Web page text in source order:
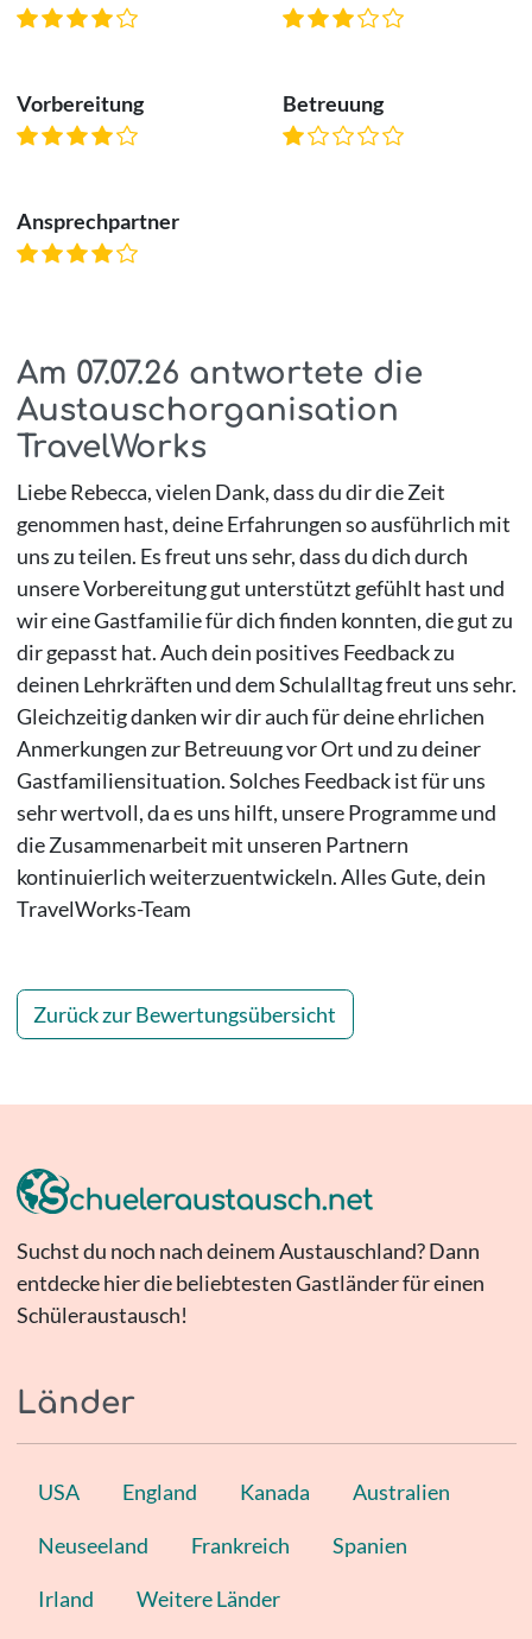
Vorbereitung Betreuung
Ansprechpartner
Am 07.07.26 antwortete die
Austauschorganisation
TravelWorks
Liebe Rebecca, vielen Dank, dass du dir die Zeit
genommen hast, deine Erfahrungen so ausführlich mit
uns zu teilen. Es freut uns sehr, dass du dich durch
unsere Vorbereitung gut unterstützt gefühlt hast und
wir eine Gastfamilie für dich finden konnten, die gut zu
dir gepasst hat. Auch dein positives Feedback zu
deinen Lehrkräften und dem Schulalltag freut uns sehr.
Gleichzeitig danken wir dir auch für deine ehrlichen
Anmerkungen zur Betreuung vor Ort und zu deiner
Gastfamiliensituation. Solches Feedback ist für uns
sehr wertvoll, da es uns hilft, unsere Programme und
die Zusammenarbeit mit unseren Partnern
kontinuierlich weiterzuentwickeln. Alles Gute, dein
TravelWorks-Team
Zurück zur Bewertungsübersicht
Suchst du noch nach deinem Austauschland? Dann
entdecke hier die beliebtesten Gastländer für einen
Schüleraustausch!
Länder
USA England Kanada Australien
Neuseeland Frankreich Spanien
Irland Weitere Länder